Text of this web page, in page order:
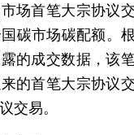
场首笔大宗协议
碳市场碳配额。
的成交数据，该
的首笔大宗协议
交易。